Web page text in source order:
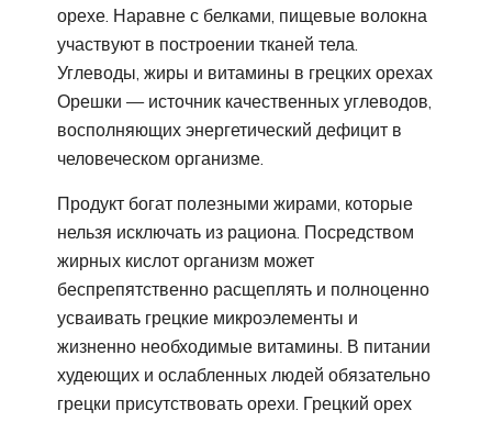
орехе. Наравне с белками, пищевые волокна
участвуют в построении тканей тела.
Углеводы, жиры и витамины в грецких орехах
Орешки — источник качественных углеводов,
восполняющих энергетический дефицит в
человеческом организме.
Продукт богат полезными жирами, которые
нельзя исключать из рациона. Посредством
жирных кислот организм может
беспрепятственно расщеплять и полноценно
усваивать грецкие микроэлементы и
жизненно необходимые витамины. В питании
худеющих и ослабленных людей обязательно
грецки присутствовать орехи. Грецкий орех